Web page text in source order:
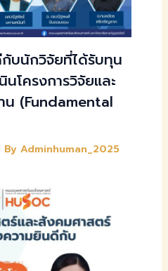
บนักวิจัยที่ได้รับทุน
โครงการวิจัยและ
น (Fundamental
By Adminhuman_2025